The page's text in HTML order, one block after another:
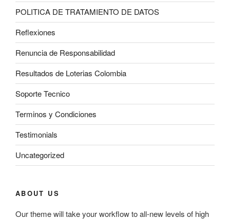
POLITICA DE TRATAMIENTO DE DATOS
Reflexiones
Renuncia de Responsabilidad
Resultados de Loterias Colombia
Soporte Tecnico
Terminos y Condiciones
Testimonials
Uncategorized
ABOUT US
Our theme will take your workflow to all-new levels of high